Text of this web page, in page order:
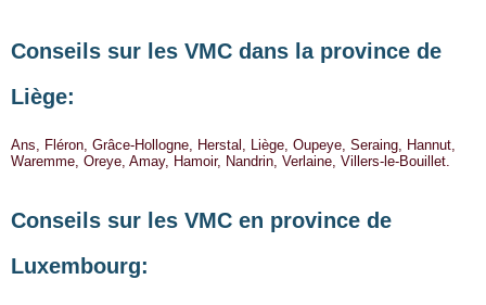
Conseils sur les VMC dans la province de
Liège:
Ans, Fléron, Grâce-Hollogne, Herstal, Liège, Oupeye, Seraing, Hannut,
Waremme, Oreye, Amay, Hamoir, Nandrin, Verlaine, Villers-le-Bouillet.
Conseils sur les VMC en province de
Luxembourg: